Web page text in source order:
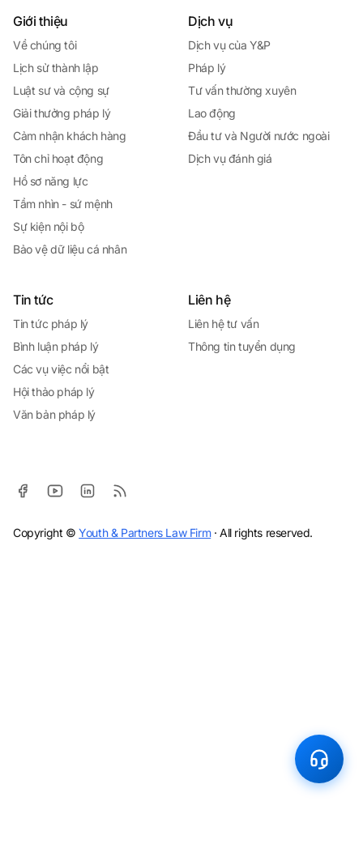
Giới thiệu
Về chúng tôi
Lịch sử thành lập
Luật sư và cộng sự
Giải thưởng pháp lý
Cảm nhận khách hàng
Tôn chỉ hoạt động
Hồ sơ năng lực
Tầm nhìn - sứ mệnh
Sự kiện nội bộ
Bảo vệ dữ liệu cá nhân
Dịch vụ
Dịch vụ của Y&P
Pháp lý
Tư vấn thường xuyên
Lao động
Đầu tư và Người nước ngoài
Dịch vụ đánh giá
Tin tức
Tin tức pháp lý
Bình luận pháp lý
Các vụ việc nổi bật
Hội thảo pháp lý
Văn bản pháp lý
Liên hệ
Liên hệ tư vấn
Thông tin tuyển dụng
Copyright ©Youth & Partners Law Firm· All rights reserved.